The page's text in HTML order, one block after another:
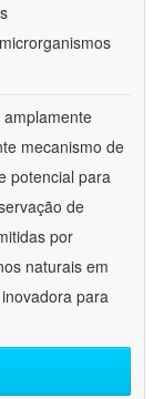
mecanismo de
potencial para
de
por
naturais em
para